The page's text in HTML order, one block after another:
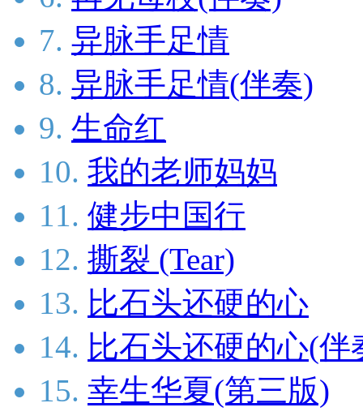
7. 异脉手足情
8. 异脉手足情(伴奏)
9. 生命红
10. 我的老师妈妈
11. 健步中国行
12. 撕裂 (Tear)
13. 比石头还硬的心
14. 比石头还硬的心(伴
15. 幸生华夏(第三版)